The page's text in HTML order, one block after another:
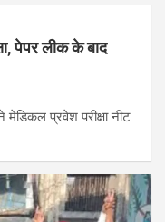
पेपर लीक के बाद
मेडिकल प्रवेश परीक्षा नीट